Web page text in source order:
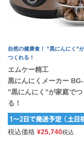
自然の健康食！ ”黒にんにく”
つくれる！
エムケー精工
黒にんにくメーカー
”黒にんにく”が家庭で
る！
税込価格 ¥25,740税込